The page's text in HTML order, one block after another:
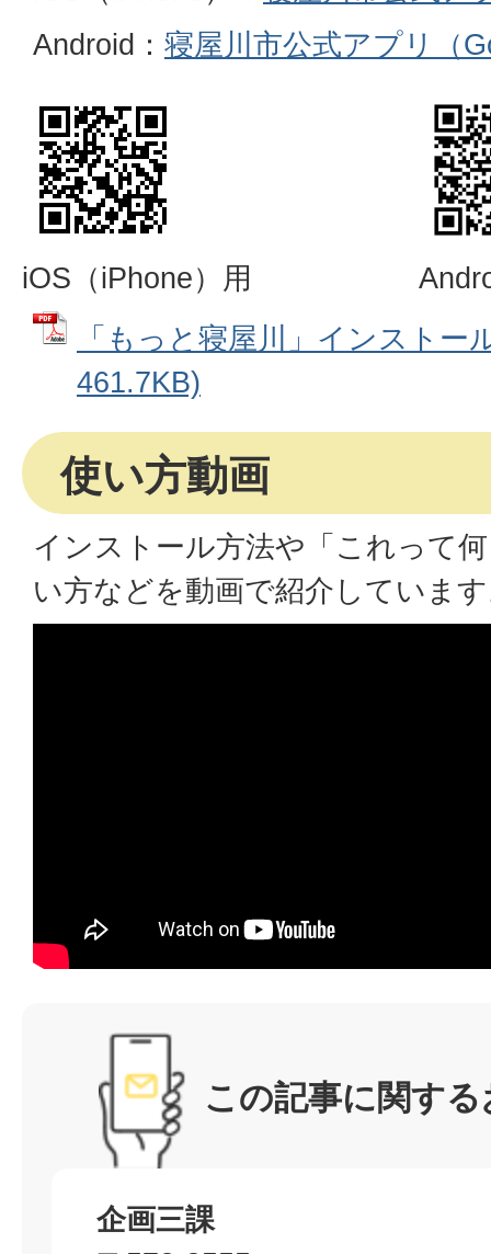
Android： 寝屋川市公式アプリ（
iOS（iPhone）用
「もっと寝屋川」インストー
461.7KB)
使い方動画
インストール方法や「これって
い方などを動画で紹介していま
この記事に関す
企画三課